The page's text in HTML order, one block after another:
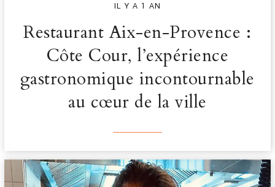
IL Y A 1 AN
Restaurant Aix-en-Provence :
Côte Cour, l’expérience
gastronomique incontournable
au cœur de la ville